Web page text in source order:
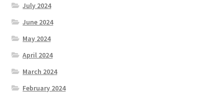
July 2024
June 2024
May 2024
April 2024
March 2024
February 2024